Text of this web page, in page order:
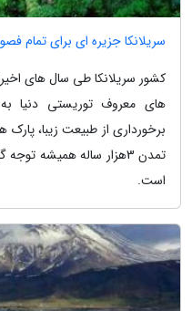
سریلانکا جزیره ای برای تمام
کشور سریلانکا طی سال های
های معروف توریستی دنیا
برخورداری از طبیعت زیبا،
تمدن 3‬هزار ساله همیشه
است.